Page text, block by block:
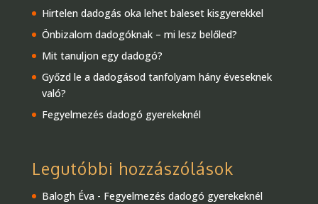
Hirtelen dadogás oka lehet baleset kisgyerekkel
Önbizalom dadogóknak – mi lesz belőled?
Mit tanuljon egy dadogó?
Győzd le a dadogásod tanfolyam hány éveseknek
való?
Fegyelmezés dadogó gyerekeknél
Legutóbbi hozzászólások
Balogh Éva - Fegyelmezés dadogó gyerekeknél